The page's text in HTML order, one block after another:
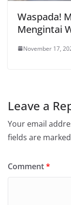
Waspada!
Mengintai
November 17,
Leave a
Your email
fields are marked
Comment*